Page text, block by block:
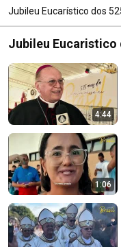
Jubileu Eucarístico dos
Jubileu Eucaristico
Missa no Brasil
4:44
1:06